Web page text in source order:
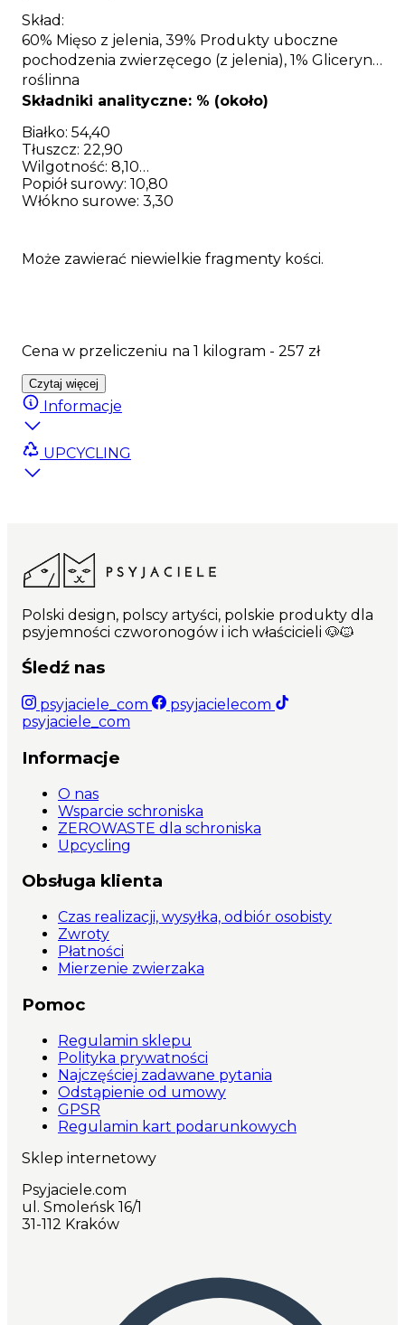
Skład:
60% Mięso z jelenia, 39% Produkty uboczne
pochodzenia zwierzęcego (z jelenia), 1% Gliceryna
roślinna
Składniki analityczne: % (około)
Białko: 54,40
Tłuszcz: 22,90
Wilgotność: 8,10
Popiół surowy: 10,80
Włókno surowe: 3,30
Może zawierać niewielkie fragmenty kości.
Cena w przeliczeniu na 1 kilogram - 257 zł
Czytaj więcej
Informacje
UPCYCLING
Polski design, polscy artyści, polskie produkty dla
psyjemności czworonogów i ich właścicieli 🐶🐱
Śledź nas
psyjaciele_com
psyjacielecom
psyjaciele_com
Informacje
O nas
Wsparcie schroniska
ZEROWASTE dla schroniska
Upcycling
Obsługa klienta
Czas realizacji, wysyłka, odbiór osobisty
Zwroty
Płatności
Mierzenie zwierzaka
Pomoc
Regulamin sklepu
Polityka prywatności
Najczęściej zadawane pytania
Odstąpienie od umowy
GPSR
Regulamin kart podarunkowych
Sklep internetowy
Psyjaciele.com
ul. Smoleńsk 16/1
31-112 Kraków